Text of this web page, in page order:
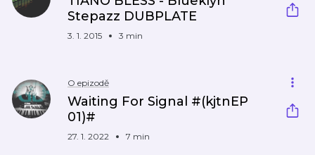
Stepazz DUBPLATE
3. 1. 2015 3 min
O epizodě
Waiting For Signal #(kjtnEP
01)#
27. 1. 2022 7 min